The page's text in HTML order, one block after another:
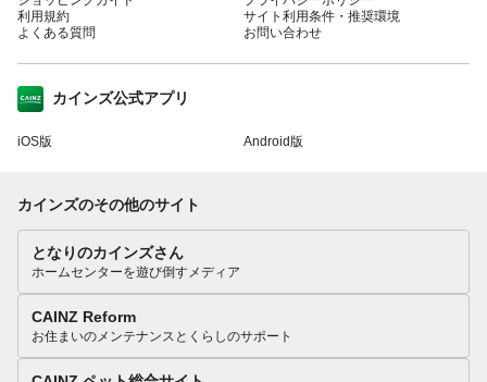
利用規約
よくある質問
サイト利用条件・推奨環境
お問い合わせ
カインズ公式アプリ
iOS版 Android版
カインズのその他のサイト
となりのカインズさん
ホームセンターを遊び倒すメディア
CAINZ Reform
お住まいのメンテナンスとくらしのサポート